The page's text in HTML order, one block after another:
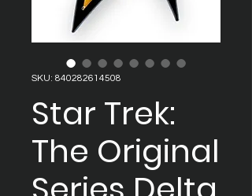
SKU: 840282614508
Star Trek:
The Original